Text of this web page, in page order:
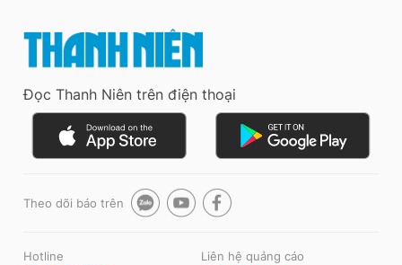
Đọc Thanh Niên trên điện thoại
Theo dõi báo trên
Hotline Liên hệ quảng cáo